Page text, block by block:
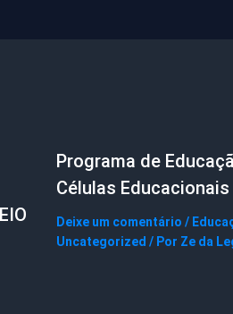
Programa de
Células
Deixe um comentário /
Uncategorized / Por Ze da